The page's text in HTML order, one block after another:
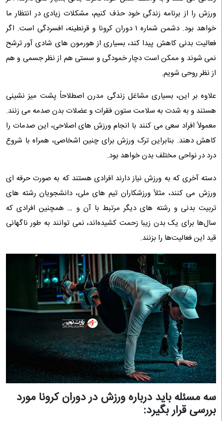
ورزش را از برنامه زندگی خود حذف کنیم، مشکلات زیادی در انتظار ما
خواهد بود. دشمن شماره ۱ دوران کرونا و قرنطینه، افسردگی است. اگر
فعالیت‌ بدنی کاهش پیدا کند، بسیاری از هورمون‌ های شادی‌ آور ترشح
نمی‌ شوند و ممکن است دچار خمودگی و سستی هم از نظر جسمی و هم
از نظر روحی شویم.
علاوه بر این، بسیاری مشاغل زندگی مدرن اصطلاحاً پشت میز نشینی
هستند و به شدت به سلامت ستون فقرات و عضلات بدن صدمه می‌ زنند.
معمولاً افراد سعی می‌ کنند با انجام ورزش‌ های اصلاحی، این صدمات را
کاهش دهند. بنابراین ترک ورزش برای چنین اشخاصی، همراه با شروع
درد در نواحی مختلف بدن خواهد بود.
دسته آخری که به ورزش نیاز دارند افرادی هستند که به صورت حرفه‌ ای
ورزش می‌ کنند، مثلاً ورزشکاران تیم‌ های ملی، دانشجویان رشته‌ های
تربیت بدنی و رشته‌ های دیگر مرتبط با آن و … همچنین افرادی که
سال‌ها برای یک بدن زیبا زحمت کشیده‌اند، نمی‌ توانند به طور ناگهانی
قید این فعالیت‌ها را بزنند.
سه مسئله باید درباره ورزش در دوران کرونا مورد
بررسی قرار بگیرد: